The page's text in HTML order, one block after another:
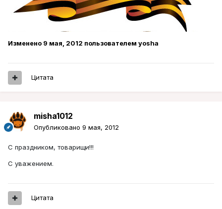
Изменено 9 мая, 2012 пользователем yosha
Цитата
misha1012
Опубликовано 9 мая, 2012
С праздником, товарищи!!!
С уважением.
Цитата